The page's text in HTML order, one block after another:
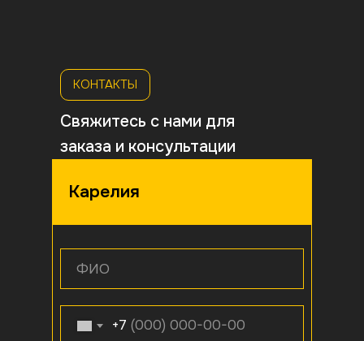
Свяжитесь с нами для
заказа и консультации
КОНТАКТЫ
Карелия
ФИО
+7